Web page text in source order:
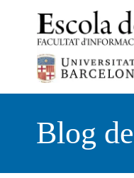
contingut
Blog